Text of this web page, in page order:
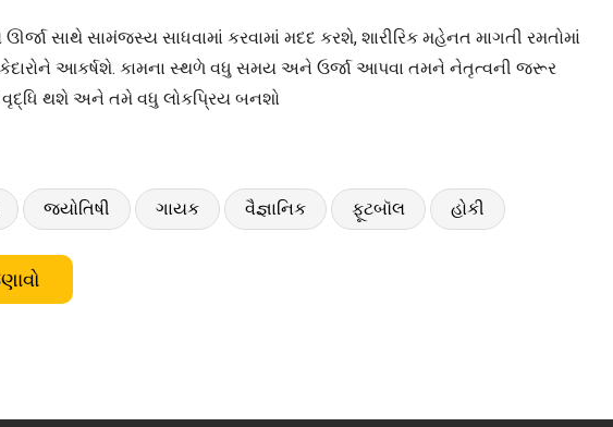
સાથે સામંજસ્ય સાધવામાં કરવામાં મદદ કરશે, શારીરિક મહેનત માગતી રમતોમાં
આકર્ષશે. કામના સ્થળે વધુ સમય અને ઉર્જા આપવા તમને નેતૃત્વની જરૂર
વૃદ્ધિ થશે અને તમે વધુ લોકપ્રિય બનશો
જ્યોતિષી ગાયક વૈજ્ઞાનિક ફૂટબૉલ હોકી